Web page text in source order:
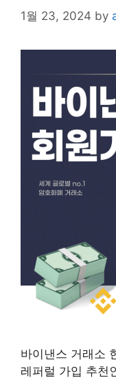
1월 23, 2024 by
바이낸스 거래소
레퍼럴 가입 추천